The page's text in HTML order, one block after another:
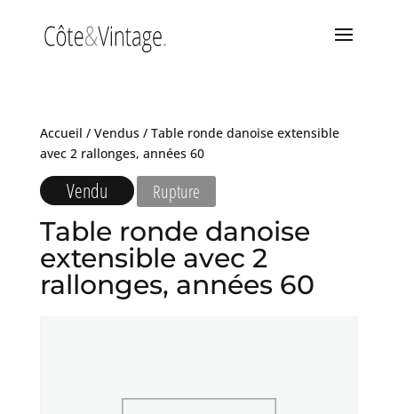
Accueil / Vendus/ Table ronde danoise extensible
avec 2 rallonges, années 60
Vendu Rupture
Table ronde danoise
extensible avec 2
rallonges, années 60